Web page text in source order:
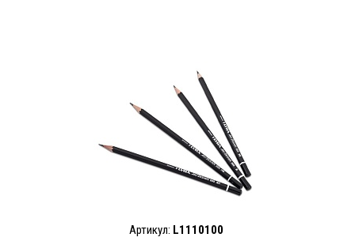
Артикул: L1110100